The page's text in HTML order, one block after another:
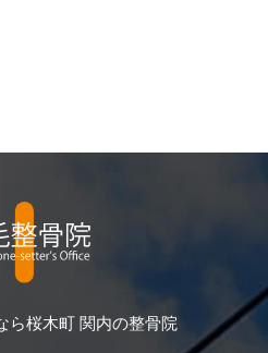
ら桜木町 関内の整骨院